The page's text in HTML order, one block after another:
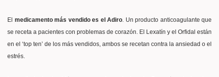
El medicamento más vendido es el Adiro . Un producto anticoagulante que
se receta a pacientes con problemas de corazón. El Lexatín y el Orfidal están
en el ‘top ten’ de los más vendidos, ambos se recetan contra la ansiedad o el
estrés.